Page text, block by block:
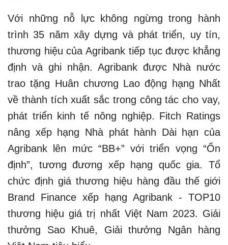
Với những nỗ lực không ngừng trong hành
trình 35 năm xây dựng và phát triển, uy tín,
thương hiệu của Agribank tiếp tục được khẳng
định và ghi nhận. Agribank được Nhà nước
trao tặng Huân chương Lao động hạng Nhất
về thành tích xuất sắc trong công tác cho vay,
phát triển kinh tế nông nghiệp. Fitch Ratings
nâng xếp hạng Nhà phát hành Dài hạn của
Agribank lên mức “BB+” với triển vọng “Ổn
định”, tương đương xếp hạng quốc gia. Tổ
chức định giá thương hiệu hàng đầu thế giới
Brand Finance xếp hạng Agribank - TOP10
thương hiệu giá trị nhất Việt Nam 2023. Giải
thưởng Sao Khuê, Giải thưởng Ngân hàng